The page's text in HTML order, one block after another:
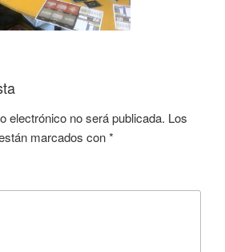
electrónico no será publicada. Los
marcados con*